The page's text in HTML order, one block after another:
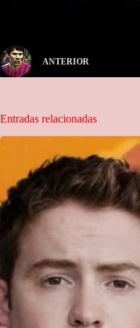
ANTERIOR
Entradas relacionadas